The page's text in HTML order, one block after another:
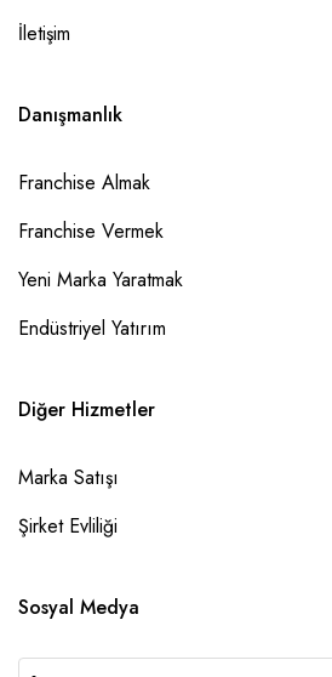
İletişim
Danışmanlık
Franchise Almak
Franchise Vermek
Yeni Marka Yaratmak
Endüstriyel Yatırım
Diğer Hizmetler
Marka Satışı
Şirket Evliliği
Sosyal Medya